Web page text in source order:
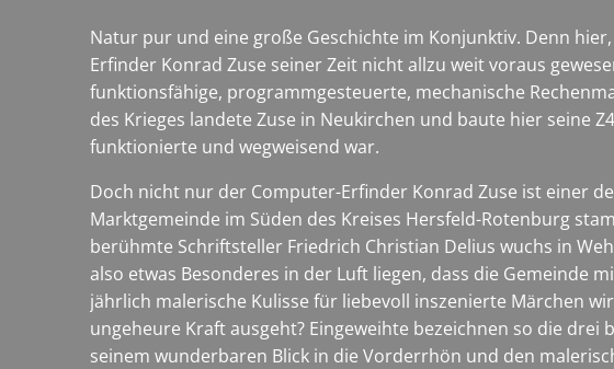
Natur pur und eine große Geschichte im Konjunktiv. Denn
Erfinder Konrad Zuse seiner Zeit nicht allzu weit voraus
funktionsfähige, programmgesteuerte, mechanische
des Krieges landete Zuse in Neukirchen und baute hier seine
funktionierte und wegweisend war.
Doch nicht nur der Computer-Erfinder Konrad Zuse ist einer
Marktgemeinde im Süden des Kreises Hersfeld-Rotenburg
berühmte Schriftsteller Friedrich Christian Delius wuchs in
also etwas Besonderes in der Luft liegen, dass die Gemeinde
jährlich malerische Kulisse für liebevoll inszenierte Märchen
ungeheure Kraft ausgeht? Eingeweihte bezeichnen so die
seinem wunderbaren Blick in die Vorderrhön und den